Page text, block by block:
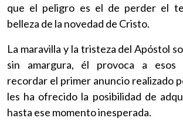
que el peligro es el de perder el
belleza de la novedad de Cristo.
La maravilla y la tristeza del Apóstol
sin amargura, él provoca a esos
recordar el primer anuncio realizado
les ha ofrecido la posibilidad de
hasta ese momento inesperada.